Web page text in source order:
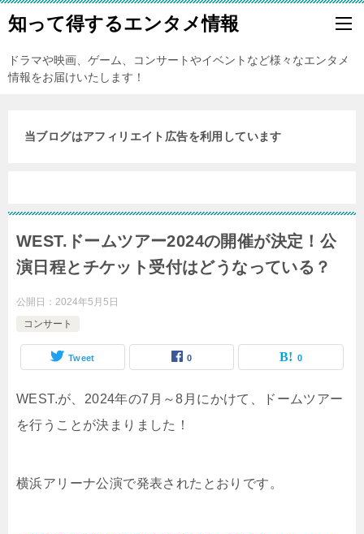
知って得するエンタメ情報
ドラマや映画、ゲーム、コンサートやイベントなど様々なエンタメ
情報をお届けいたします！
当ブログはアフィリエイト広告を利用しています
WEST.ドームツアー2024の開催が決定！公
演日程とチケット受付はどうなっている？
公開日： 2024年5月5日
コンサート
Tweet 0 0
WEST.が、2024年の7月～8月にかけて、ドームツアー
を行うことが決まりました！
横浜アリーナ公演で発表されたとおりです。